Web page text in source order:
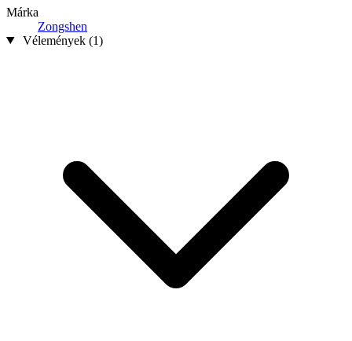
Márka
Zongshen
Vélemények (1)